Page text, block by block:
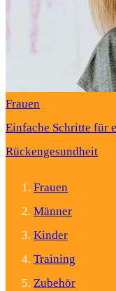
Frauen
Einfache Schritte für
Rückengesundheit
Frauen
Männer
Kinder
Training
Zubehör